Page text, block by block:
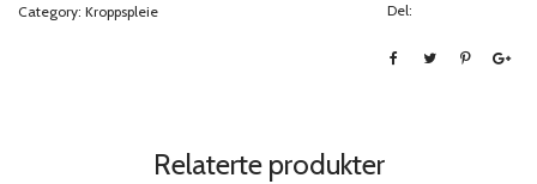
Category: Kroppspleie Del:
Relaterte produkter